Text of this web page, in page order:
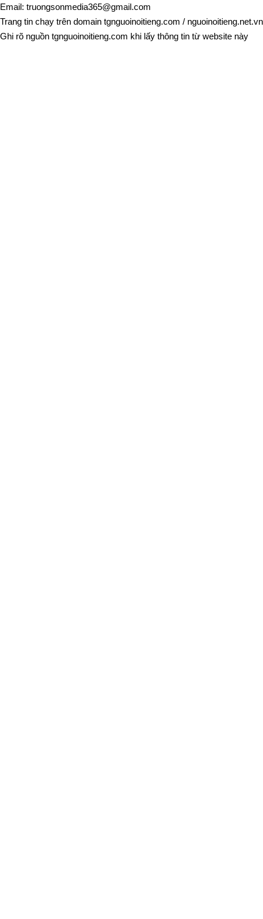
Email: truongsonmedia365@gmail.com
Trang tin chạy trên domain tgnguoinoitieng.com / nguoinoitieng.net.vn
Ghi rõ nguồn tgnguoinoitieng.com khi lấy thông tin từ website này